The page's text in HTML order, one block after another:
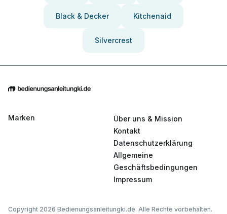
Black & Decker Kitchenaid
Silvercrest
Marken
Über uns & Mission
Kontakt
Datenschutzerklärung
Allgemeine
Geschäftsbedingungen
Impressum
Copyright 2026 Bedienungsanleitungki.de. Alle Rechte vorbehalten.